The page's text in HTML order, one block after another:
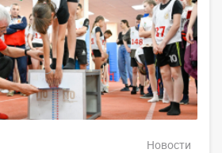
Новости